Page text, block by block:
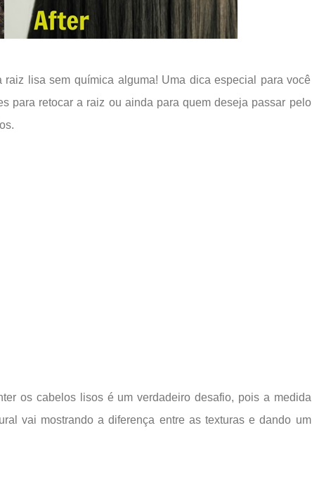
lisa sem química alguma! Uma dica especial para você
para retocar a raiz ou ainda para quem deseja passar pelo
os cabelos lisos é um verdadeiro desafio, pois a medida
vai mostrando a diferença entre as texturas e dando um